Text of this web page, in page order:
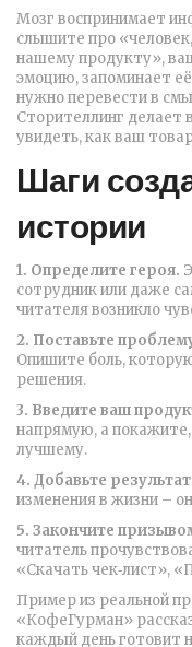
Мозг воспринимает
слышите про
нашему продукту»,
эмоцию, запоминает
нужно перевести в
Сторителлинг делает
увидеть, как ваш
Шаги
истории
1. Определите героя.
сотрудник или даже
читателя возникло
2. Поставьте
Опишите боль,
решения.
3. Введите ваш
напрямую, а
лучшему.
4. Добавьте
изменения в жизни –
5. Закончите
читатель
«Скачать чек‑лист»,
Пример из реальной
«КофеГурман»
каждый день готовит